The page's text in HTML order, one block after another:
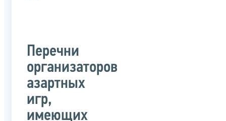
Перечни
организаторов
азартных
игр,
имеющих